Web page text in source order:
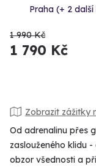
Praha (+ 2
1 990 Kč
1 790 Kč
Zobrazit zážitky
Od adrenalinu přes
zaslouženého klidu
obzor všednosti a